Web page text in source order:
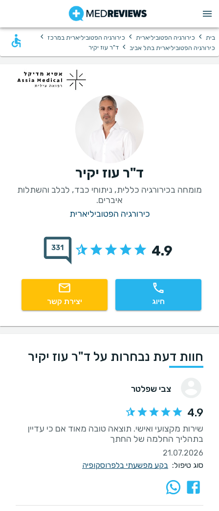
בית › כירורגיה הפטוביליארית › כירורגיה הפטוביליארית במרכז ›
כירורגיה הפטוביליארית בתל אביב › ד"ר עוז יקיר
ד"ר עוז יקיר
מומחה בכירורגיה כללית, ניתוחי כבד, לבלב והשתלות
איברים.
כירורגיה הפטוביליארית
4.9
331
חיוג יצירת קשר
חוות דעת נבחרות על ד"ר עוז יקיר
צבי שפלטר
4.9
שירות מקצועי ואישי. תוצאה טובה מאוד אם כי עדיין
בתהליך החלמה של החתך
21.07.2026
סוג טיפול: בקע מפשעתי בלפרוסקופיה